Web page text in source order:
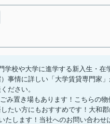
学校や大学に進学する新入生・在
事情に詳しい「大学賃貸専門家
ださい。
み置き場もあります！こちらの物
たい方にもおすすめです！大和郡
たします！当社へのお問い合わせ